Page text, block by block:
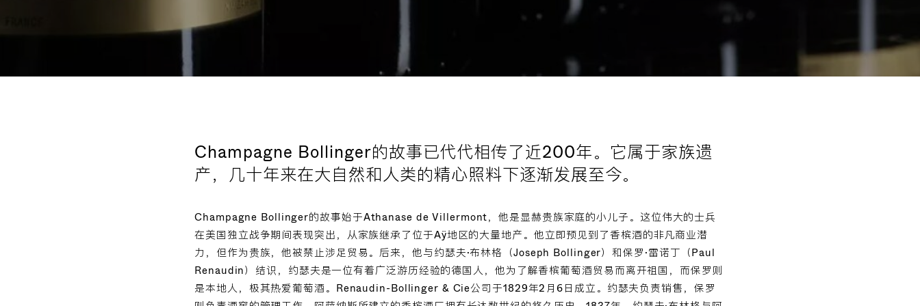
Champagne Bollinger的故事已代代相传了近200年。它属于家族遗
产，几十年来在大自然和人类的精心照料下逐渐发展至今。
Champagne Bollinger的故事始于Athanase de Villermont，他是显赫贵族家庭的小儿子。这位伟大的士兵
在美国独立战争期间表现突出，从家族继承了位于Aÿ地区的大量地产。他立即预见到了香槟酒的非凡商业潜
力，但作为贵族，他被禁止涉足贸易。后来，他与约瑟夫·布林格（Joseph Bollinger）和保罗·雷诺丁（Paul
Renaudin）结识，约瑟夫是一位有着广泛游历经验的德国人，他为了解香槟葡萄酒贸易而离开祖国，而保罗则
是本地人，极其热爱葡萄酒。Renaudin-Bollinger & Cie公司于1829年2月6日成立。约瑟夫负责销售，保罗